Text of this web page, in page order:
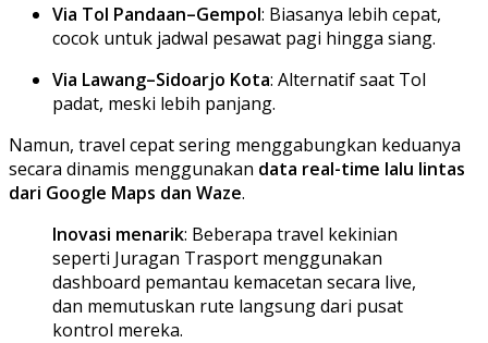
Via Tol Pandaan–Gempol: Biasanya lebih cepat,
cocok untuk jadwal pesawat pagi hingga siang.
Via Lawang–Sidoarjo Kota: Alternatif saat Tol
padat, meski lebih panjang.
Namun, travel cepat sering menggabungkan keduanya
secara dinamis menggunakan data real-time lalu lintas
dari Google Maps dan Waze.
Inovasi menarik: Beberapa travel kekinian
seperti Juragan Trasport menggunakan
dashboard pemantau kemacetan secara live,
dan memutuskan rute langsung dari pusat
kontrol mereka.